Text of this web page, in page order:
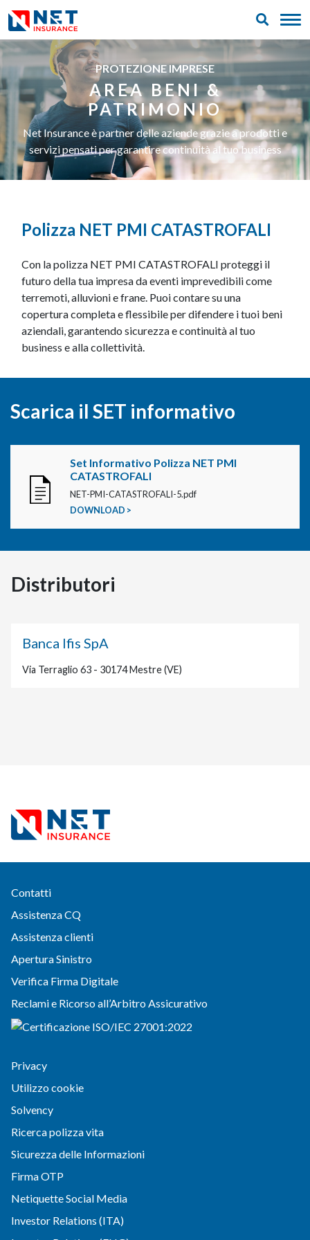
PROTEZIONE IMPRESE
AREA BENI &
PATRIMONIO
Net Insurance è partner delle aziende grazie a prodotti e
servizi pensati per garantire continuità al tuo business
Polizza NET PMI CATASTROFALI
Con la polizza NET PMI CATASTROFALI proteggi il
futuro della tua impresa da eventi imprevedibili come
terremoti, alluvioni e frane. Puoi contare su una
copertura completa e flessibile per difendere i tuoi beni
aziendali, garantendo sicurezza e continuità al tuo
business e alla collettività.
Scarica il SET informativo
Set Informativo Polizza NET PMI
CATASTROFALI
NET-PMI-CATASTROFALI-5.pdf
DOWNLOAD >
Distributori
Banca Ifis SpA
Via Terraglio 63 - 30174 Mestre (VE)
Contatti
Assistenza CQ
Assistenza clienti
Apertura Sinistro
Verifica Firma Digitale
Reclami e Ricorso all’Arbitro Assicurativo
Privacy
Utilizzo cookie
Solvency
Ricerca polizza vita
Sicurezza delle Informazioni
Firma OTP
Netiquette Social Media
Investor Relations (ITA)